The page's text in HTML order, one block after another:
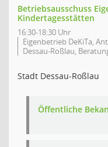
Betriebsausschuss
Kindertagesstätten
16:30-18:30 Uhr
Eigenbetrieb DeKiTa,
Dessau-Roßlau,
Stadt Dessau-Roßlau
Öffentliche